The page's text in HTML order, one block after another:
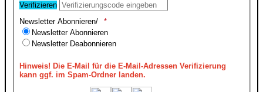
Verifizieren
Newsletter Abonnieren/
Newsletter Abonnieren
Newsletter Deabonnieren
Hinweis! Die E-Mail für die E-Mail-Adressen Verifizierung
kann ggf. im Spam-Ordner landen.